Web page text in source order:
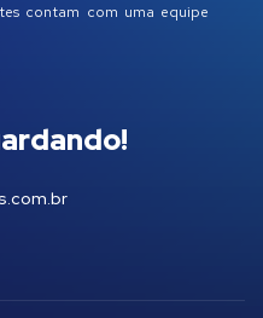
contam com uma equipe